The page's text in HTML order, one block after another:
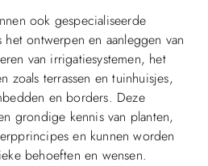
ook gespecialiseerde
ontwerpen en aanleggen van
van irrigatiesystemen, het
zoals terrassen en tuinhuisjes,
en borders. Deze
grondige kennis van planten,
en kunnen worden
behoeften en wensen.